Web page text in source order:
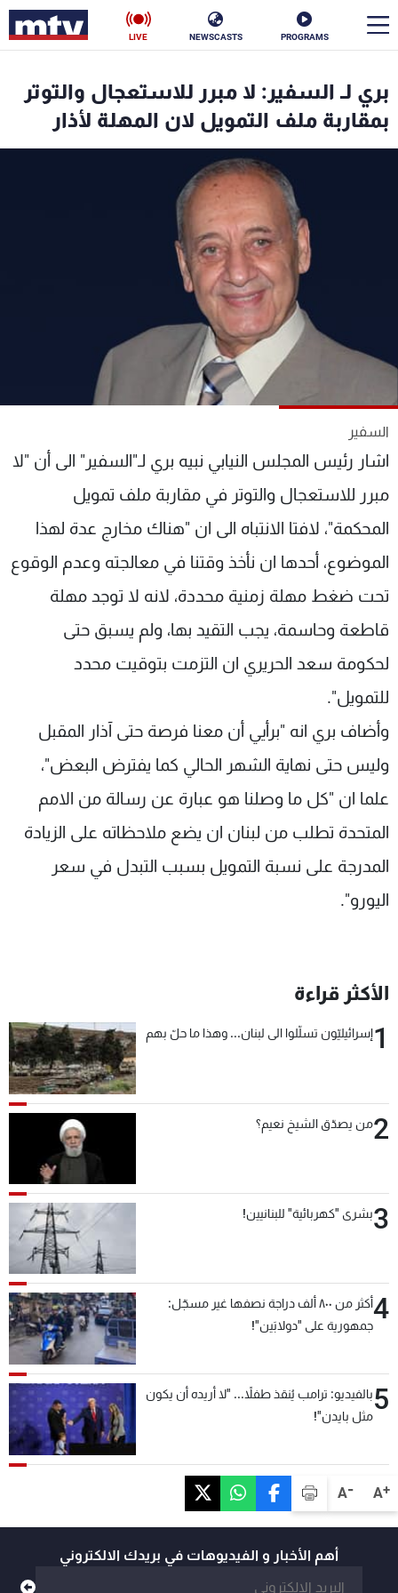
PROGRAMS
NEWSCASTS
LIVE
A+
A-
بري لـ السفير: لا مبرر للاستعجال والتوتر
بمقاربة ملف التمويل لان المهلة لأذار
السفير
اشار رئيس المجلس النيابي نبيه بري لـ"السفير" الى أن "لا
مبرر للاستعجال والتوتر في مقاربة ملف تمويل
المحكمة"، لافتا الانتباه الى ان "هناك مخارج عدة لهذا
الموضوع، أحدها ان نأخذ وقتنا في معالجته وعدم الوقوع
تحت ضغط مهلة زمنية محددة، لانه لا توجد مهلة
قاطعة وحاسمة، يجب التقيد بها، ولم يسبق حتى
لحكومة سعد الحريري ان التزمت بتوقيت محدد
للتمويل".
وأضاف بري انه "برأيي أن معنا فرصة حتى آذار المقبل
وليس حتى نهاية الشهر الحالي كما يفترض البعض"،
علما ان "كل ما وصلنا هو عبارة عن رسالة من الامم
المتحدة تطلب من لبنان ان يضع ملاحظاته على الزيادة
المدرجة على نسبة التمويل بسبب التبدل في سعر
اليورو".
الأكثر قراءة
1إسرائيليّون تسلّلوا الى لبنان... وهذا ما حلّ بهم
2من يصدّق الشيخ نعيم؟
3بشرى "كهربائية" للبنانيين!
4
أكثر من ٨٠٠ ألف دراجة نصفها غير مسجّل:
جمهورية على "دولابَين"!
5بالفيديو: ترامب يُنقذ طفلاً... "لا أريده أن يكون
مثل بايدن"!
أهم الأخبار و الفيديوهات في بريدك الالكتروني
الأخبار
فن
رياضة
البرامج
الترددات
عن MTV
لاعلاناتكم
وظائف
شروط الإسـتخدام
سياسة الخصوصية